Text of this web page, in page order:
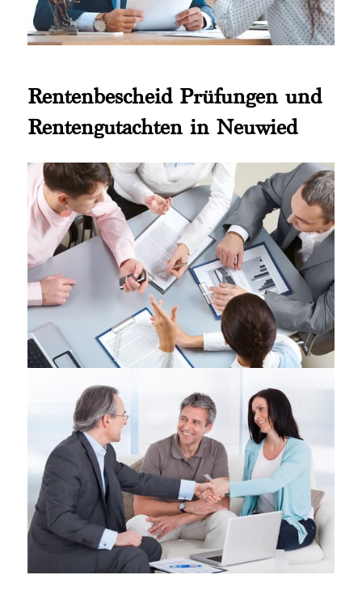
Rentenbescheid Prüfungen und
Rentengutachten in Neuwied